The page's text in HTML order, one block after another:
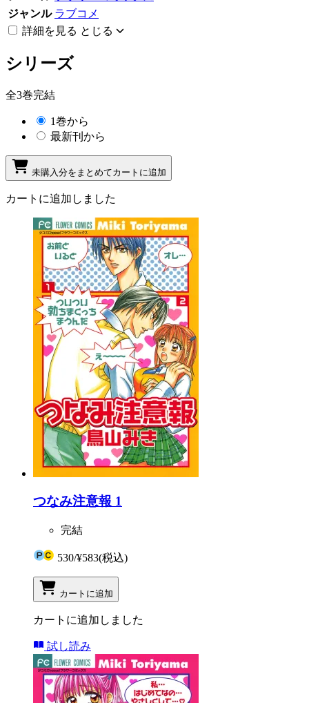
ジャンル ラブコメ
詳細を見る とじる
シリーズ
全3巻完結
1巻から
最新刊から
未購入分をまとめてカートに追加
カートに追加しました
つなみ注意報 1
完結
530/¥583(税込)
カートに追加
カートに追加しました
試し読み